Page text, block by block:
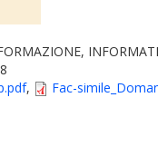
,
Fac-